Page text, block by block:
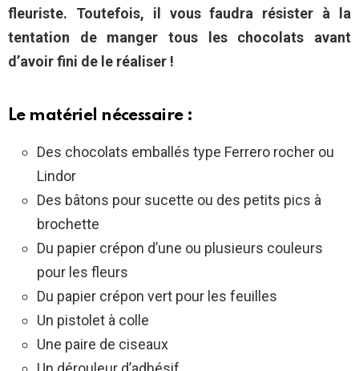
fleuriste. Toutefois, il vous faudra résister à la
tentation de manger tous les chocolats avant
d’avoir fini de le réaliser !
Le matériel nécessaire :
Des chocolats emballés type Ferrero rocher ou
Lindor
Des bâtons pour sucette ou des petits pics à
brochette
Du papier crépon d’une ou plusieurs couleurs
pour les fleurs
Du papier crépon vert pour les feuilles
Un pistolet à colle
Une paire de ciseaux